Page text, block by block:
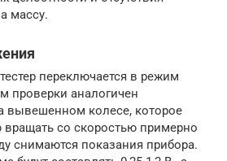
массу.
переключается в режим
проверки аналогичен
вывешенном колесе, которое
со скоростью примерно
снимаются показания прибора.